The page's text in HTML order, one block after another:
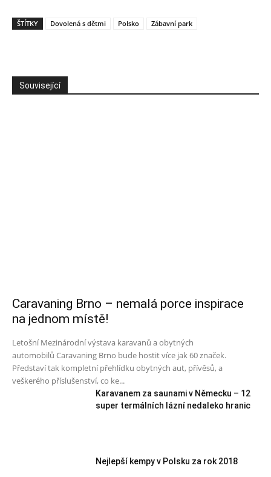
ŠTÍTKY Dovolená s dětmi Polsko Zábavní park
Související
Caravaning Brno – nemalá porce inspirace
na jednom místě!
Letošní Mezinárodní výstava karavanů a obytných
automobilů Caravaning Brno bude hostit více jak 60 značek.
Představí tak kompletní přehlídku obytných aut, přívěsů, a
veškerého příslušenství, co ke...
Karavanem za saunami v Německu – 12
super termálních lázní nedaleko hranic
Nejlepší kempy v Polsku za rok 2018